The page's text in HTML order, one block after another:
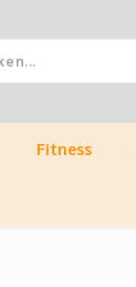
Fitness